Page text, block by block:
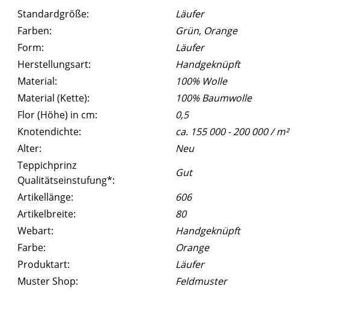
Standardgröße:
Läufer
Farben:
Grün, Orange
Form:
Läufer
Herstellungsart:
Handgeknüpft
Material:
100% Wolle
Material (Kette):
100% Baumwolle
Flor (Höhe) in cm:
0,5
Knotendichte:
ca. 155 000 - 200 000 / m²
Alter:
Neu
Teppichprinz
Qualitätseinstufung*:
Gut
Artikellänge:
606
Artikelbreite:
80
Webart:
Handgeknüpft
Farbe:
Orange
Produktart:
Läufer
Muster Shop:
Feldmuster